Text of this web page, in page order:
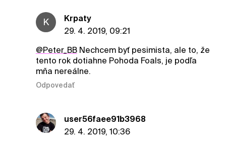
K
Krpaty
29. 4. 2019, 09:21
@Peter_BBNechcem byť pesimista, ale to, že
tento rok dotiahne Pohoda Foals, je podľa
mňa nereálne.
Odpovedať
user56faee91b3968
29. 4. 2019, 10:36